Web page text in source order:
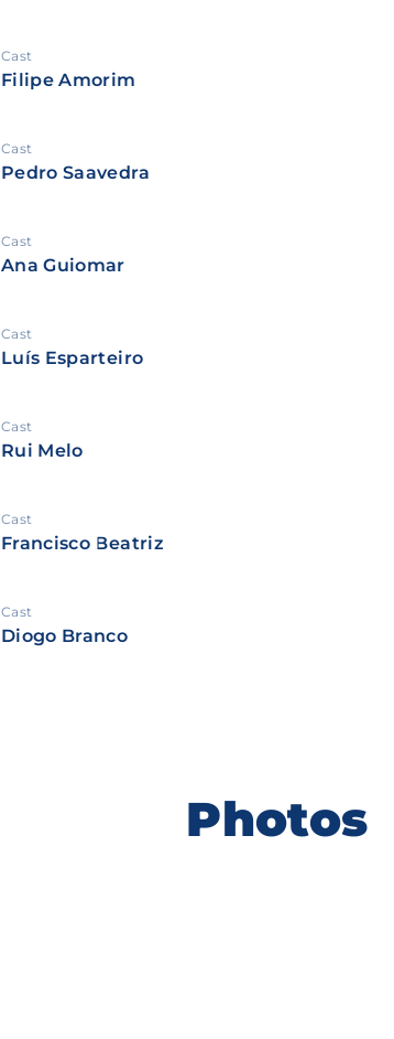
Cast
Filipe Amorim
Cast
Pedro Saavedra
Cast
Ana Guiomar
Cast
Luís Esparteiro
Cast
Rui Melo
Cast
Francisco Beatriz
Cast
Diogo Branco
Photos